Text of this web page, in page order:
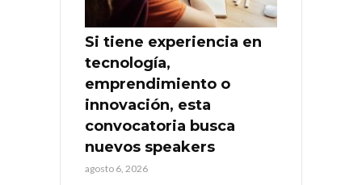
Si tiene experiencia en
tecnología,
emprendimiento o
innovación, esta
convocatoria busca
nuevos speakers
agosto 6, 2026